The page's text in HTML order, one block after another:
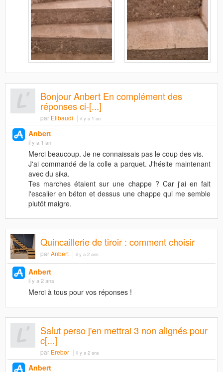
Bonjour Anbert En complément des
réponses ci-[...]
par Elibaudi il y a 1 an
Anbert
il y a 1 an
Merci beaucoup. Je ne connaissais pas le coup des vis.
J'ai commandé de la colle a parquet. J'hésite maintenant
avec du sika.
Tes marches étaient sur une chappe ? Car j'ai en fait
l'escalier en béton et dessus une chappe qui me semble
plutôt maigre.
Quincaillerie de tiroir : comment choisir
parAnbert il y a 2 ans
Anbert
il y a 2 ans
Merci à tous pour vos réponses !
Salut perso j'en mettrai 3 non alignés pour
c[...]
par Erebor il y a 2 ans
Anbert